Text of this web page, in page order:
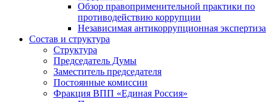
Обзор правоприменительной практики по
противодействию коррупции
Независимая антикоррупционная экспертиза
Состав и структура
Структура
Председатель Думы
Заместитель председателя
Постоянные комиссии
Фракция ВПП «Единая Россия»